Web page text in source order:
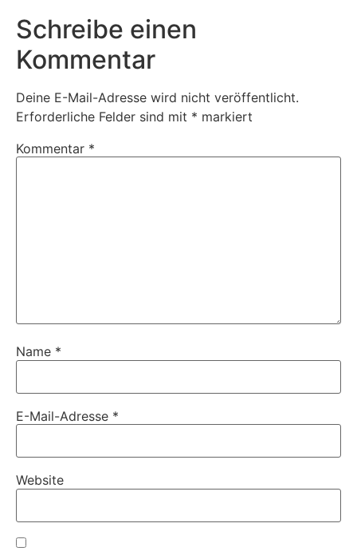
Schreibe einen
Kommentar
Deine E-Mail-Adresse wird nicht veröffentlicht.
Erforderliche Felder sind mit * markiert
Kommentar *
Name *
E-Mail-Adresse *
Website